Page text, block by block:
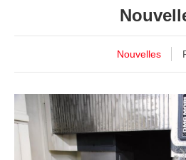
Nouvelles